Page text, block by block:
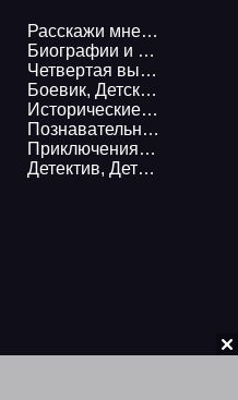
Расскажи мне, как живешь - Агата Кристи
Биографии и мемуары
Четвертая высота - Елена Ильина
Боевик, Детская литература
Исторические корни волшебной сказки - Владимир Пропп
Познавательная литература
Приключения Миши Полякова и его друзей 1. Кортик - Анатолий Рыбаков
Детектив, Детская литература